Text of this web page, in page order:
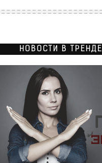
НОВОСТИ В ТРЕНДЕ